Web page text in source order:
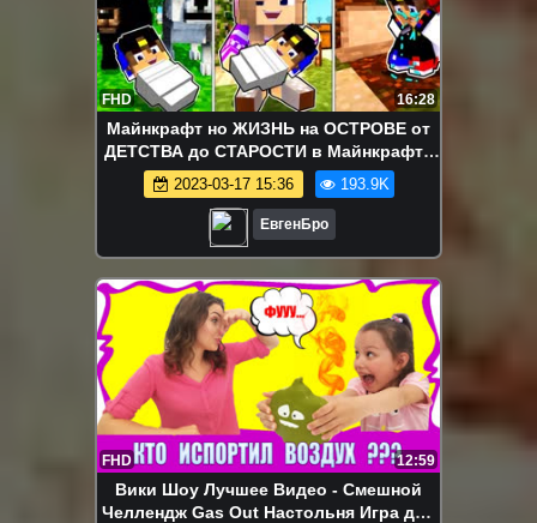
FHD 16:28
Майнкрафт но ЖИЗНЬ на ОСТРОВЕ от
ДЕТСТВА до СТАРОСТИ в Майнкрафте
Тролинг Ловушка Minecraft Евгенбро
2023-03-17 15:36 193.9K
ЕвгенБро
FHD 12:59
Вики Шоу Лучшее Видео - Смешной
Челлендж Gas Out Настольня Игра для